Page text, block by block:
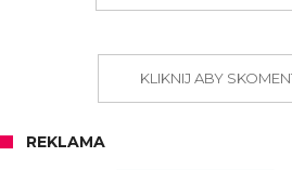
KLIKNIJ ABY
REKLAMA